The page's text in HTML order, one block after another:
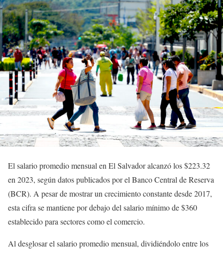
El salario promedio mensual en El Salvador alcanzó los $223.32
en 2023, según datos publicados por el Banco Central de Reserva
(BCR). A pesar de mostrar un crecimiento constante desde 2017,
esta cifra se mantiene por debajo del salario mínimo de $360
establecido para sectores como el comercio.
Al desglosar el salario promedio mensual, dividiéndolo entre los